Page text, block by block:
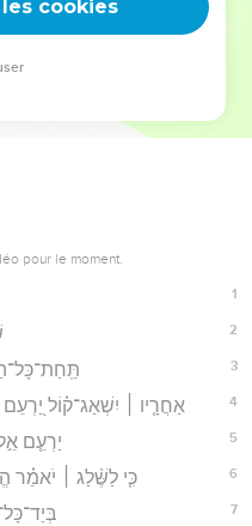
pour le moment.
1
2
3
4 אַחֲרָ֤יו ׀ יִשְׁאַג־ק֗וֹל יַ֭רְעֵם
5 יַרְעֵ֤ם
6 כִּ֤י לַשֶּׁ֨לַג ׀ יֹאמַ֗ר
7
cookies